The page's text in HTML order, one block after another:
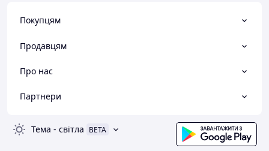
Покупцям
Продавцям
Про нас
Партнери
Тема - світла BETA